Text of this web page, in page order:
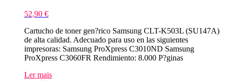
52,90 €
Cartucho de toner gen?rico Samsung CLT-K503L (SU147A)
de alta calidad. Adecuado para uso en las siguientes
impresoras: Samsung ProXpress C3010ND Samsung
ProXpress C3060FR Rendimiento: 8.000 P?ginas
Ler mais